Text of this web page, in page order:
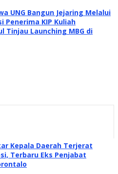
UNG Bangun Jejaring Melalui
Penerima KIP Kuliah
Tinjau Launching MBG di
Kepala Daerah Terjerat
Terbaru Eks Penjabat